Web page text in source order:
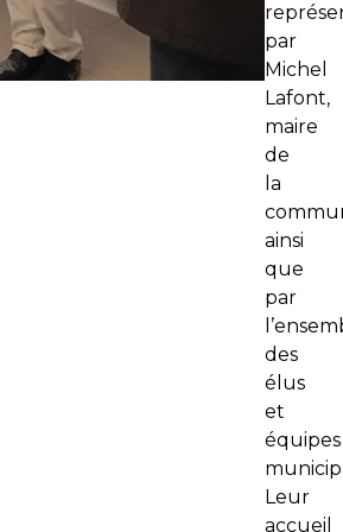
par
Michel
Lafont,
maire
de
la
ainsi
que
par
des
élus
et
équipes
Leur
accueil